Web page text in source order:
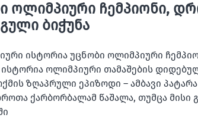
ოლიმპიური ჩემპიონი,
ბიჭუნა
ისტორია უცნობი ოლიმპიური
ოლიმპიური თამაშების
ზღაპრული ეპიზოდი – ამბავი
ქარბორბალამ წაშალა, თუმცა მისი